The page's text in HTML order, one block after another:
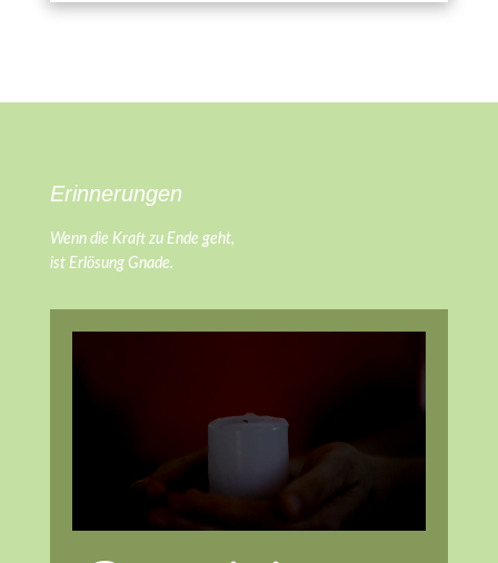
Erinnerungen
Wenn die Kraft zu Ende geht,
ist Erlösung Gnade.